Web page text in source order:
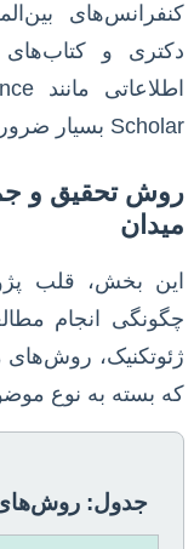
دکتری و کتاب‌های
Scholar بسیار ضروری است.
روش تحقیق و
میدان
این بخش، قلب
چگونگی انجام
ژئوتکنیک، روش‌های
که بسته به نوع
جدول: روش‌های